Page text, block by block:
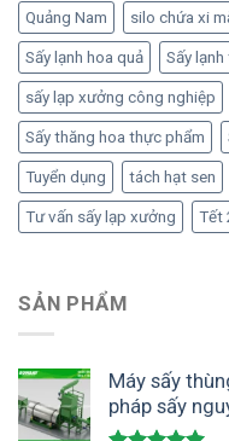
Quảng Nam silo chứa xi
Sấy lạnh hoa quả Sấy
sấy lạp xưởng công nghiệp
Sấy thăng hoa thực phẩm
Tuyển dụng tách hạt sen
Tư vấn sấy lạp xưởng Tết
SẢN PHẨM
Máy sấy
pháp sấy